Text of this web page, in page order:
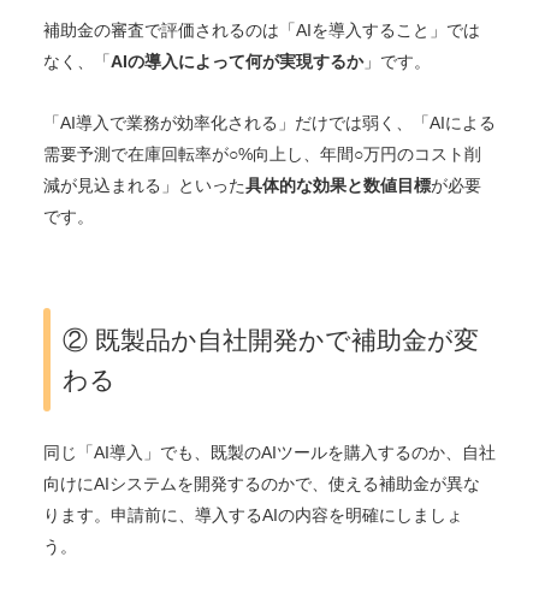
補助金の審査で評価されるのは「AIを導入すること」では
なく、「AIの導入によって何が実現するか」です。
「AI導入で業務が効率化される」だけでは弱く、「AIによる
需要予測で在庫回転率が○%向上し、年間○万円のコスト削
減が見込まれる」といった具体的な効果と数値目標が必要
です。
② 既製品か自社開発かで補助金が変
わる
同じ「AI導入」でも、既製のAIツールを購入するのか、自社
向けにAIシステムを開発するのかで、使える補助金が異な
ります。申請前に、導入するAIの内容を明確にしましょ
う。